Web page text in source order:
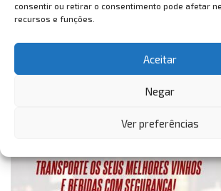
consentir ou retirar o consentimento pode afetar
recursos e funções.
Aceitar
Negar
Ver preferências